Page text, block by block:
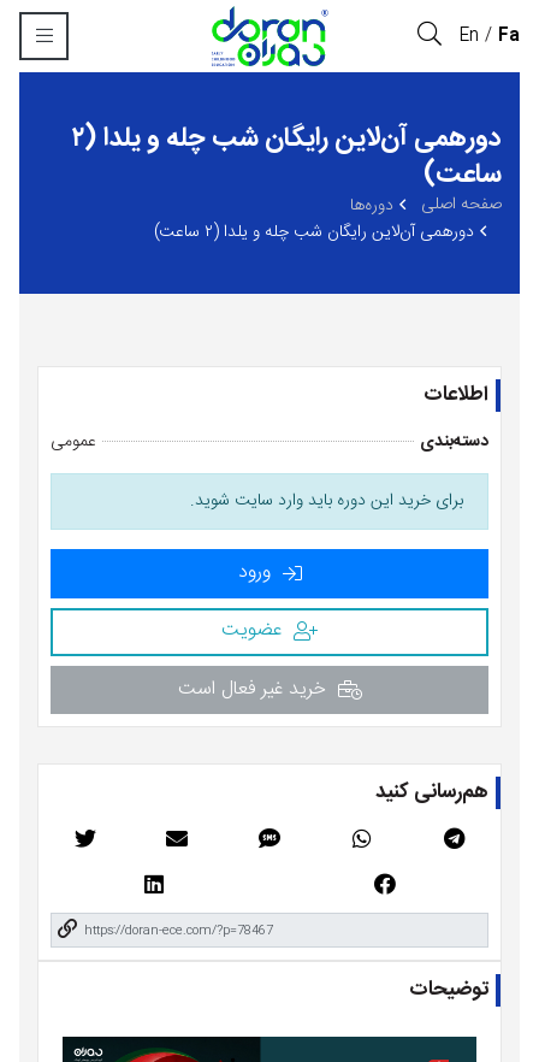
Fa
En
دورهمی آن‌لاین رایگان شب چله و یلدا (٢
ساعت)
صفحه اصلی
‏دوره‌ها
دورهمی آن‌لاین رایگان شب چله و یلدا (٢ ساعت)
اطلاعات
دسته‌بندی عمومی
برای خرید این دوره باید وارد سایت شوید.
ورود
عضویت
خرید غیر فعال است
هم‌رسانی کنید
توضیحات